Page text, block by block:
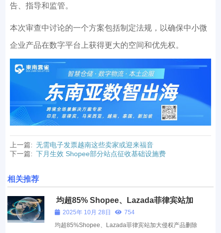
告、指导和监管。
本次审查中讨论的一个方案包括制定法规，以确保中小微
企业产品在数字平台上获得更大的空间和优先权。
上一篇: 无需电子发票越南这些卖家或迎来福音
下一篇: 下月生效 Shopee部分站点征收基础设施费
相关推荐
均超85% Shopee、Lazada菲律宾站加
大侵权产品删除力度
2025年 10月 28日
754
均超85%Shopee、Lazada菲律宾站加大侵权产品删除